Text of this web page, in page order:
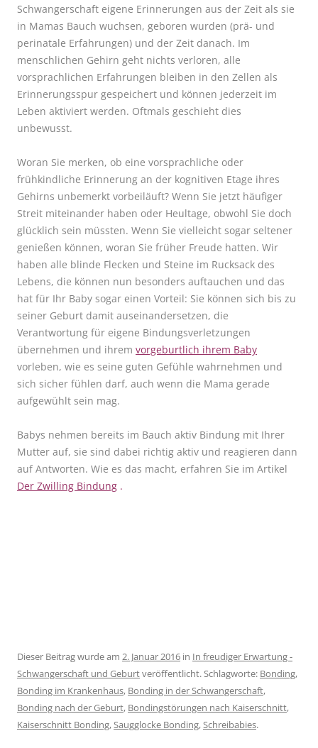
Schwangerschaft eigene Erinnerungen aus der Zeit als sie
in Mamas Bauch wuchsen, geboren wurden (prä- und
perinatale Erfahrungen) und der Zeit danach. Im
menschlichen Gehirn geht nichts verloren, alle
vorsprachlichen Erfahrungen bleiben in den Zellen als
Erinnerungsspur gespeichert und können jederzeit im
Leben aktiviert werden. Oftmals geschieht dies
unbewusst.
Woran Sie merken, ob eine vorsprachliche oder
frühkindliche Erinnerung an der kognitiven Etage ihres
Gehirns unbemerkt vorbeiläuft? Wenn Sie jetzt häufiger
Streit miteinander haben oder Heultage, obwohl Sie doch
glücklich sein müssten. Wenn Sie vielleicht sogar seltener
genießen können, woran Sie früher Freude hatten. Wir
haben alle blinde Flecken und Steine im Rucksack des
Lebens, die können nun besonders auftauchen und das
hat für Ihr Baby sogar einen Vorteil: Sie können sich bis zu
seiner Geburt damit auseinandersetzen, die
Verantwortung für eigene Bindungsverletzungen
übernehmen und ihrem vorgeburtlich ihrem Baby
vorleben, wie es seine guten Gefühle wahrnehmen und
sich sicher fühlen darf, auch wenn die Mama gerade
aufgewühlt sein mag.
Babys nehmen bereits im Bauch aktiv Bindung mit Ihrer
Mutter auf, sie sind dabei richtig aktiv und reagieren dann
auf Antworten. Wie es das macht, erfahren Sie im Artikel
Der Zwilling Bindung .
Dieser Beitrag wurde am 2. Januar 2016 in In freudiger Erwartung -
Schwangerschaft und Geburtveröffentlicht. Schlagworte: Bonding,
Bonding im Krankenhaus, Bonding in der Schwangerschaft,
Bonding nach der Geburt, Bondingstörungen nach Kaiserschnitt,
Kaiserschnitt Bonding,Saugglocke Bonding,Schreibabies.